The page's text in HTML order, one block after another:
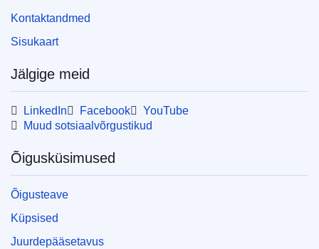
Kontaktandmed
Sisukaart
Jälgige meid
LinkedIn Facebook
YouTube
Muud sotsiaalvõrgustikud
Õigusküsimused
Õigusteave
Küpsised
Juurdepääsetavus